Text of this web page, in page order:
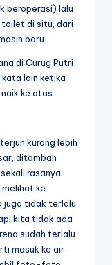
beroperasi) lalu
di situ, dari
baru.
di Curug Putri
kata lain ketika
ke atas.
kurang lebih
ditambah
rasanya.
melihat ke
juga tidak terlalu
kita tidak ada
sudah terlalu
masuk ke air